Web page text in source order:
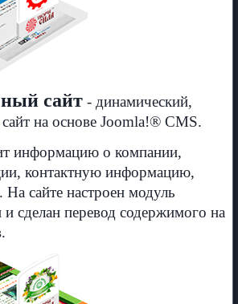
сайт - динамический,
на основе Joomla!® CMS.
информацию о компании,
контактную информацию,
сайте настроен модуль
сделан перевод содержимого на